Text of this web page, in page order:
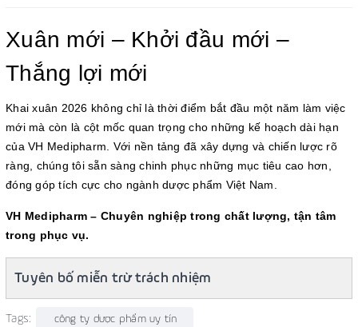
Xuân mới – Khởi đầu mới –
Thắng lợi mới
Khai xuân 2026 không chỉ là thời điểm bắt đầu một năm làm việc
mới mà còn là cột mốc quan trọng cho những kế hoạch dài hạn
của VH Medipharm. Với nền tảng đã xây dựng và chiến lược rõ
ràng, chúng tôi sẵn sàng chinh phục những mục tiêu cao hơn,
đóng góp tích cực cho ngành dược phẩm Việt Nam.
VH Medipharm – Chuyên nghiệp trong chất lượng, tận tâm
trong phục vụ.
Tuyên bố miễn trừ trách nhiệm
Tags: công ty dược phẩm uy tín